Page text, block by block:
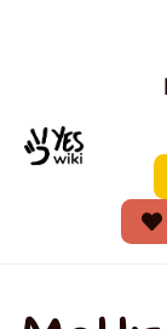
Aller au